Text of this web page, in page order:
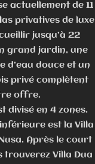
actuellement de 11
privatives de luxe
jusqu’à 22
grand jardin, une
d’eau douce et un
privé complètent
offre.
divisé en 4 zones.
est la Villa
Après le court
trouverez Villa Dua